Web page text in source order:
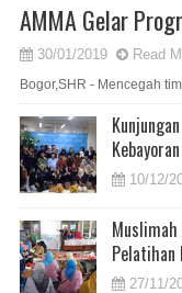
AMMA Gelar
30/01/2019 Read
Bogor,SHR - Mencegah
Kebayoran
10/12/
Muslimah
Pelatihan
27/11/